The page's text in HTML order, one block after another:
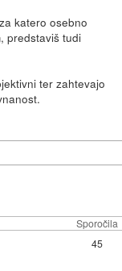
katero osebno
predstaviš tudi
ter zahtevajo
Sporočila
45